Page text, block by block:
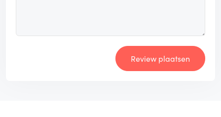
Review plaatsen